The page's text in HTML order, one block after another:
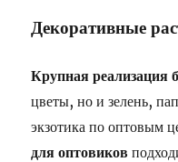
Декоративные
Крупная реализация
цветы, но и зелень,
экзотика по оптовым
для оптовиков